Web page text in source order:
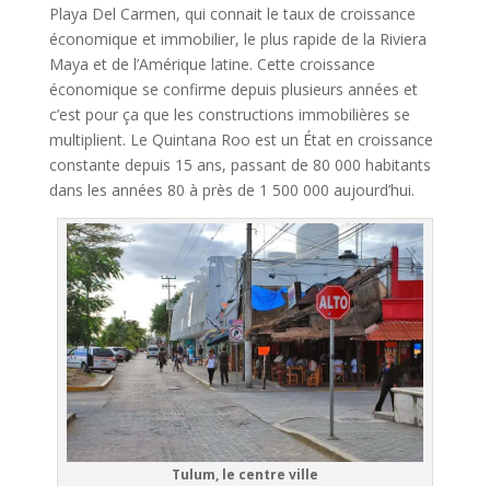
Playa Del Carmen, qui connait le taux de croissance
économique et immobilier, le plus rapide de la Riviera
Maya et de l’Amérique latine. Cette croissance
économique se confirme depuis plusieurs années et
c’est pour ça que les constructions immobilières se
multiplient. Le Quintana Roo est un État en croissance
constante depuis 15 ans, passant de 80 000 habitants
dans les années 80 à près de 1 500 000 aujourd’hui.
Tulum, le centre ville